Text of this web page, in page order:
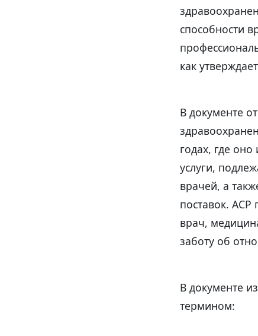
способности
как
В документе
годах, где
услуги,
врачей, а
поставок.
врач,
заботу об
В документе
термином: